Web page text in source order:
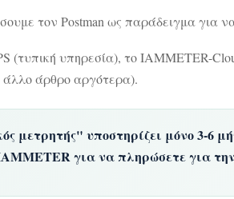
τον Postman ως παράδειγμα
(τυπική υπηρεσία), το IAMMETER-
άρθρο αργότερα).
μετρητής" υποστηρίζει μόνο 3-6
για να πληρώσετε για